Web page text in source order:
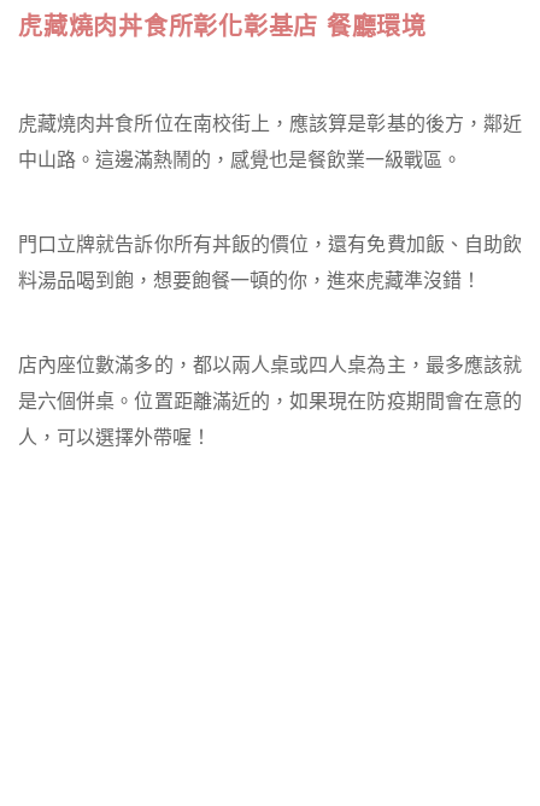
虎藏燒肉丼食所彰化彰基店 餐廳環境
虎藏燒肉丼食所位在南校街上，應該算是彰基的後方，鄰近
中山路。這邊滿熱鬧的，感覺也是餐飲業一級戰區。
門口立牌就告訴你所有丼飯的價位，還有免費加飯、自助飲
料湯品喝到飽，想要飽餐一頓的你，進來虎藏準沒錯！
店內座位數滿多的，都以兩人桌或四人桌為主，最多應該就
是六個併桌。位置距離滿近的，如果現在防疫期間會在意的
人，可以選擇外帶喔！